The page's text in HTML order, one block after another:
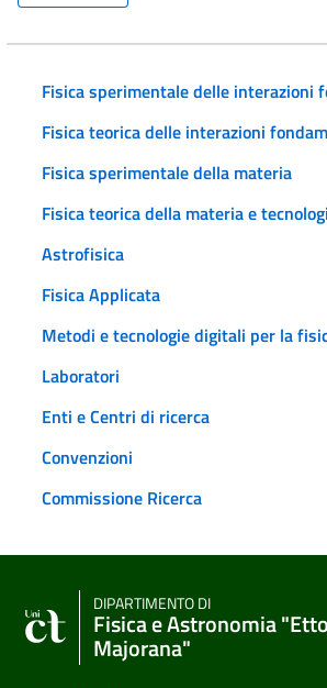
Fisica sperimentale delle interazioni
Fisica teorica delle interazioni
Fisica sperimentale della materia
Fisica teorica della materia e
Astrofisica
Fisica Applicata
Metodi e tecnologie digitali per la
Laboratori
Enti e Centri di ricerca
Convenzioni
Commissione Ricerca
DIPARTIMENTO DI
Fisica e Astronomia
Majorana"